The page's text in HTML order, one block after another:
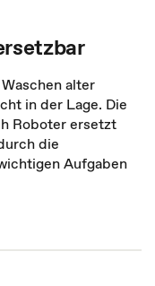
alter
in der Lage. Die
Roboter ersetzt
die
Aufgaben